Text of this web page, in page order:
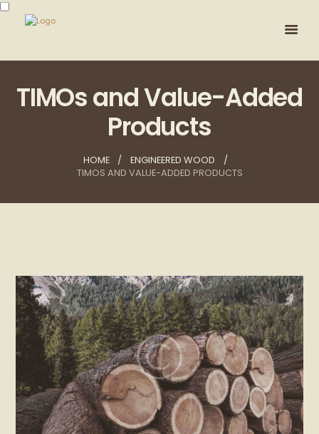
TIMOs and Value-Added
Products
HOME
ENGINEERED WOOD
TIMOS AND VALUE-ADDED PRODUCTS